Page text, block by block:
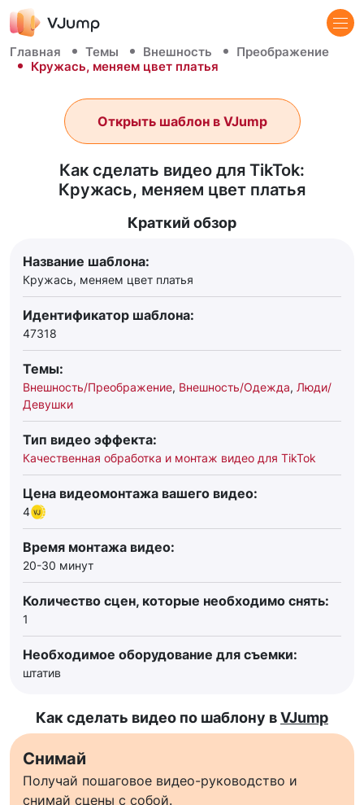
Главная Темы Внешность
Преображение
Кружась, меняем цвет платья
Как сделать видео для TikTok:
Кружась, меняем цвет платья
Открыть шаблон в VJump
Краткий обзор
Название шаблона:
Кружась, меняем цвет платья
Идентификатор шаблона:
47318
Темы:
Внешность/Преображение, Внешность/Одежда, Люди/
Девушки
Тип видео эффекта:
Качественная обработка и монтаж видео для TikTok
Цена видеомонтажа вашего видео:
4
Время монтажа видео:
20-30 минут
Количество сцен, которые необходимо снять:
1
Необходимое оборудование для съемки:
штатив
Как сделать видео по шаблону вVJump
Снимай
Получай пошаговое видео-руководство и
снимай сцены с собой.